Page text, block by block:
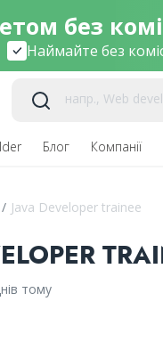
без
Наймайте без
Блог Компанії
/ Java Developer trainee
тому